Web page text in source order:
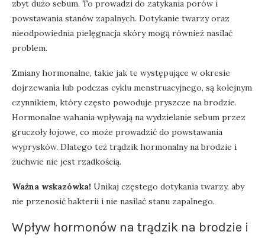
zbyt dużo sebum. To prowadzi do zatykania porów i
powstawania stanów zapalnych. Dotykanie twarzy oraz
nieodpowiednia pielęgnacja skóry mogą również nasilać
problem.
Zmiany hormonalne, takie jak te występujące w okresie
dojrzewania lub podczas cyklu menstruacyjnego, są kolejnym
czynnikiem, który często powoduje pryszcze na brodzie.
Hormonalne wahania wpływają na wydzielanie sebum przez
gruczoły łojowe, co może prowadzić do powstawania
wyprysków. Dlatego też trądzik hormonalny na brodzie i
żuchwie nie jest rzadkością.
Ważna wskazówka! Unikaj częstego dotykania twarzy, aby
nie przenosić bakterii i nie nasilać stanu zapalnego.
Wpływ hormonów na trądzik na brodzie i